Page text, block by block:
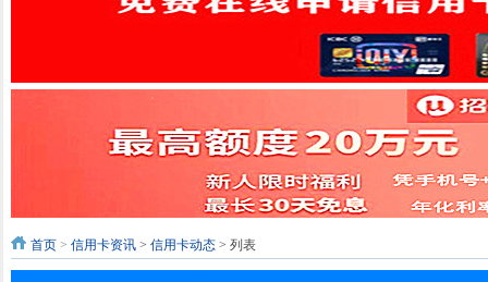
首页 > 信用卡资讯 > 信用卡动态 > 列表